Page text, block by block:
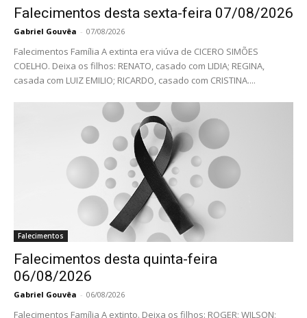
Falecimentos desta sexta-feira 07/08/2026
Gabriel Gouvêa - 07/08/2026
Falecimentos Família A extinta era viúva de CICERO SIMÕES
COELHO. Deixa os filhos: RENATO, casado com LIDIA; REGINA,
casada com LUIZ EMILIO; RICARDO, casado com CRISTINA....
Falecimentos
Falecimentos desta quinta-feira
06/08/2026
Gabriel Gouvêa - 06/08/2026
Falecimentos Família A extinto. Deixa os filhos: ROGER; WILSON;